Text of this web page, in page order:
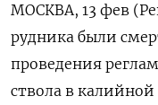
МОСКВА, 13 фев
рудника были
проведения
ствола в